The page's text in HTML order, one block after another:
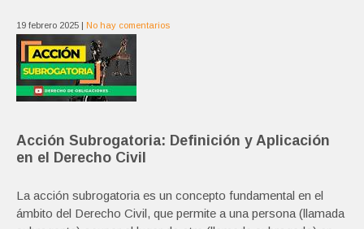
19 febrero 2025 | No hay comentarios
Acción Subrogatoria: Definición y Aplicación
en el Derecho Civil
La acción subrogatoria es un concepto fundamental en el
ámbito del Derecho Civil, que permite a una persona (llamada